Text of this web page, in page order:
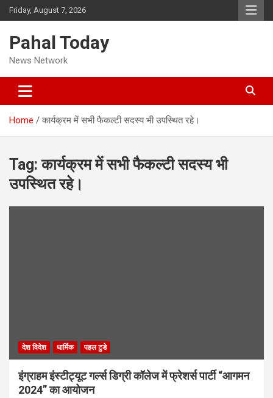
Skip
to
Friday, August 7, 2026
Pahal Today
News Network
Home कार्यक्रम में सभी फैकल्टी सदस्य भी उपस्थित रहे।
Tag:कार्यक्रम में सभी फैकल्टी सदस्य भी
उपस्थित रहे।
देश विदेश धार्मिक पहल टुडे
इंग्राहम इंस्टीट्यूट गर्ल्स डिग्री कॉलेज में फ्रेशर्स पार्टी “आगमन
2024” का आयोजन